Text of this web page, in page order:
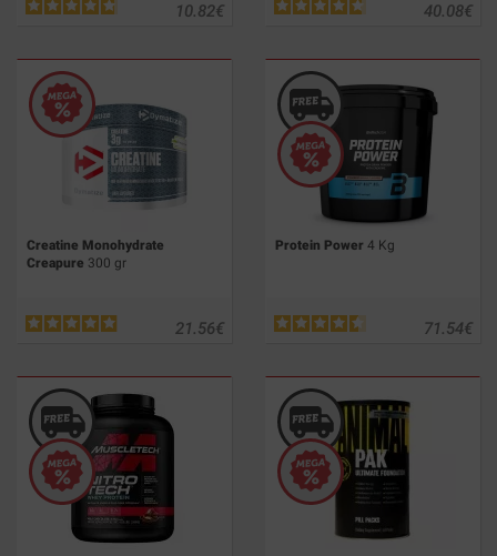
€
10.82 €
40.08
Creatine Monohydrate
Creapure 300 gr
€
21.56
Protein Power 4 Kg
€
71.54